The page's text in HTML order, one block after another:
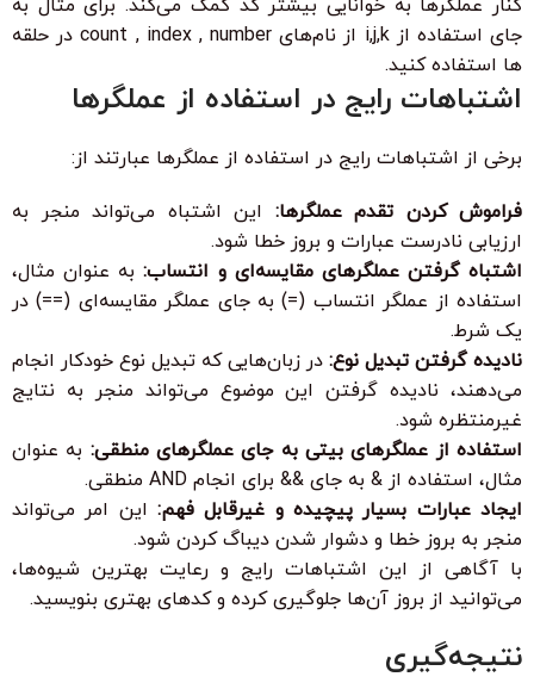
کنار عملگرها به خوانایی بیشتر کد کمک می‌کند. برای مثال به
جای استفاده از i,j,k از نام‌های count , index , number در حلقه
ها استفاده کنید.
اشتباهات رایج در استفاده از عملگرها
برخی از اشتباهات رایج در استفاده از عملگرها عبارتند از:
فراموش کردن تقدم عملگرها: این اشتباه می‌تواند منجر به
ارزیابی نادرست عبارات و بروز خطا شود.
اشتباه گرفتن عملگرهای مقایسه‌ای و انتساب:به عنوان مثال،
استفاده از عملگر انتساب (=) به جای عملگر مقایسه‌ای (==) در
یک شرط.
نادیده گرفتن تبدیل نوع: در زبان‌هایی که تبدیل نوع خودکار انجام
می‌دهند، نادیده گرفتن این موضوع می‌تواند منجر به نتایج
غیرمنتظره شود.
استفاده از عملگرهای بیتی به جای عملگرهای منطقی: به عنوان
مثال، استفاده از & به جای && برای انجام AND منطقی.
ایجاد عبارات بسیار پیچیده و غیرقابل فهم: این امر می‌تواند
منجر به بروز خطا و دشوار شدن دیباگ کردن شود.
با آگاهی از این اشتباهات رایج و رعایت بهترین شیوه‌ها،
می‌توانید از بروز آن‌ها جلوگیری کرده و کدهای بهتری بنویسید.
نتیجه‌گیری